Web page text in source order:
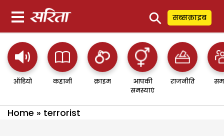
⚲ सब्सक्राइब
ऑडियो कहानी क्राइम
आपकी
समस्याएं
राजनीति
Home » terrorist